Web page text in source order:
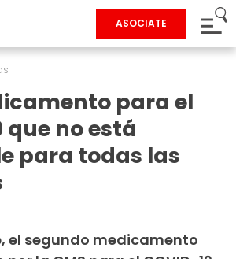
ASOCIATE
para el
que no está
para todas las
el segundo medicamento